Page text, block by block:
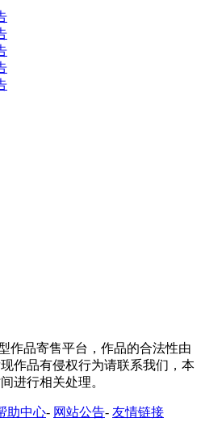
作品寄售平台，作品的合法性由
作品有侵权行为请联系我们，本
进行相关处理。
助中心- 网站公告- 友情链接